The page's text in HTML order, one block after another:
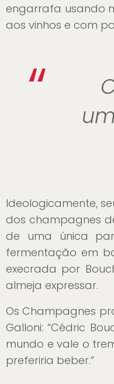
engarrafa usando
aos vinhos e com
“
Ideologicamente,
dos champagnes
de uma única
fermentação em
execrada por
almeja expressar.
Os Champagnes
Galloni: “Cédric
mundo e vale o
preferiria beber.”